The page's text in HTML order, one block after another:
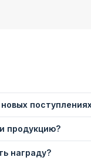
продукцию?
награду?